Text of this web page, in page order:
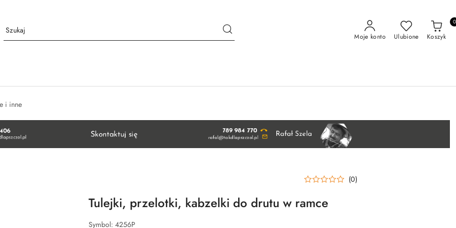
Moje konto Ulubione Koszyk
0
i inne
(0)
Tulejki, przelotki, kabzelki do drutu w ramce
Symbol: 4256P